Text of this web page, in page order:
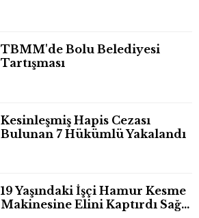
TBMM'de Bolu Belediyesi
Tartışması
Kesinleşmiş Hapis Cezası
Bulunan 7 Hükümlü Yakalandı
19 Yaşındaki İşçi Hamur Kesme
Makinesine Elini Kaptırdı Sağ